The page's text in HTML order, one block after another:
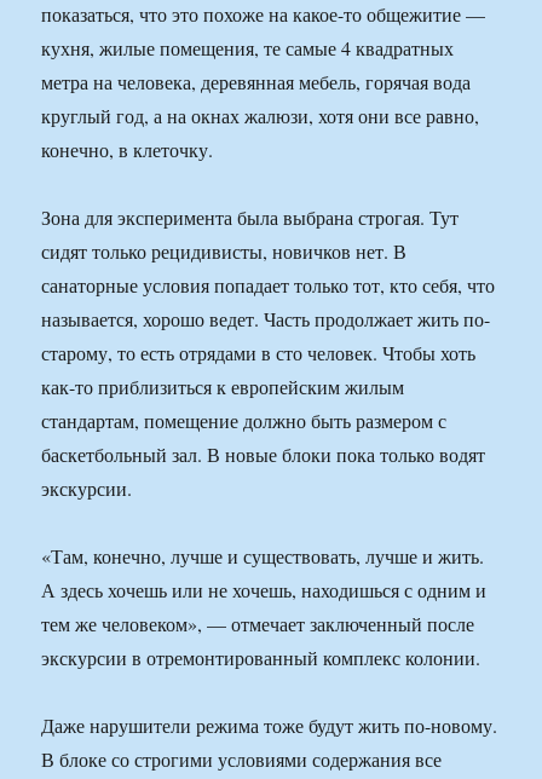
показаться, что это похоже на какое-то общежитие —
кухня, жилые помещения, те самые 4 квадратных
метра на человека, деревянная мебель, горячая вода
круглый год, а на окнах жалюзи, хотя они все равно,
конечно, в клеточку.
Зона для эксперимента была выбрана строгая. Тут
сидят только рецидивисты, новичков нет. В
санаторные условия попадает только тот, кто себя, что
называется, хорошо ведет. Часть продолжает жить по-
старому, то есть отрядами в сто человек. Чтобы хоть
как-то приблизиться к европейским жилым
стандартам, помещение должно быть размером с
баскетбольный зал. В новые блоки пока только водят
экскурсии.
«Там, конечно, лучше и существовать, лучше и жить.
А здесь хочешь или не хочешь, находишься с одним и
тем же человеком», — отмечает заключенный после
экскурсии в отремонтированный комплекс колонии.
Даже нарушители режима тоже будут жить по-новому.
В блоке со строгими условиями содержания все